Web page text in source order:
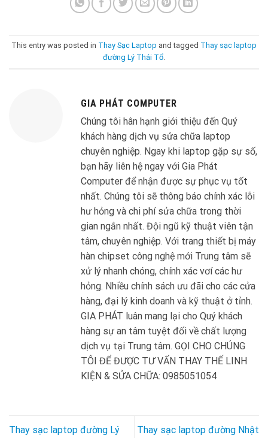
This entry was posted in Thay Sạc Laptop and tagged Thay sạc laptop
đường Lý Thái Tổ.
GIA PHÁT COMPUTER
Chúng tôi hân hạnh giới thiệu đến Quý
khách hàng dịch vụ sửa chữa laptop
chuyên nghiệp. Ngay khi laptop gặp sự số,
bạn hãy liên hệ ngay với Gia Phát
Computer để nhận được sự phục vụ tốt
nhất. Chúng tôi sẽ thông báo chính xác lỗi
hư hỏng và chi phí sửa chữa trong thời
gian ngắn nhất. Đội ngũ kỹ thuật viên tận
tâm, chuyên nghiệp. Với trang thiết bị máy
hàn chipset công nghệ mới Trung tâm sẽ
xử lý nhanh chóng, chính xác vơí các hư
hỏng. Nhiều chính sách ưu đãi cho các cửa
hàng, đại lý kinh doanh và kỹ thuật ở tỉnh.
GIA PHÁT luân mang lại cho Quý khách
hàng sự an tâm tuyệt đối về chất lượng
dịch vụ tại Trung tâm. GỌI CHO CHÚNG
TÔI ĐỂ ĐƯỢC TƯ VẤN THAY THẾ LINH
KIỆN & SỬA CHỮA: 0985051054
Thay sạc laptop đường Lý
Thay sạc laptop đường Nhật